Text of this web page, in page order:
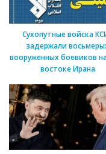
Сухопутные войска
задержали
вооруженных боевиков
востоке Ирана